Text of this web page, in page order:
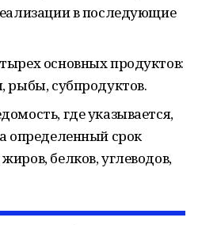
в последующие
основных продуктов:
рыбы, субпродуктов.
где указывается,
определенный срок
белков, углеводов,